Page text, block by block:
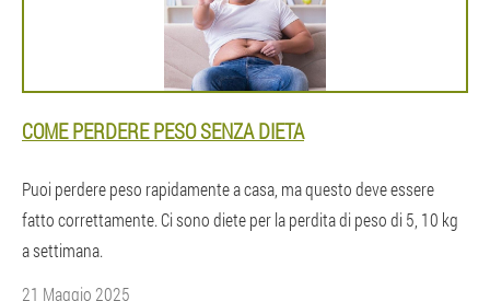
COME PERDERE PESO SENZA DIETA
Puoi perdere peso rapidamente a casa, ma questo deve essere
fatto correttamente. Ci sono diete per la perdita di peso di 5, 10 kg
a settimana.
21 Maggio 2025